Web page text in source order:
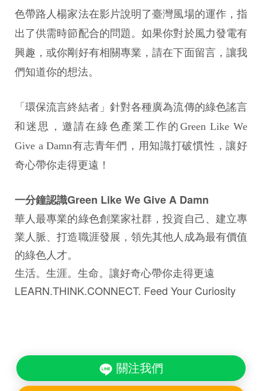
色帶路人楊家法在影片說明了臺灣風場的運作，指
出了供需時節配合的問題。如果你對於風力發電有
興趣，或你剛好有相關專業，請在下面留言，讓我
們知道你的想法。
「環保流言終結者」針對各種廣為流傳的綠色謠言
和迷思，邀請在綠色產業工作的Green Like We
Give a Damn有志青年們，用知識打破慣性，讓好
奇心帶你走得更遠！
一分鐘認識Green Like We Give A Damn
華人最專業的綠色創業家社群，投資自己、建立專
業人脈、打造職涯發展，領先其他人成為最有價值
的綠色人才。
生活。生涯。生命。讓好奇心帶你走得更遠
LEARN.THINK.CONNECT. Feed Your Curiosity
關注我們